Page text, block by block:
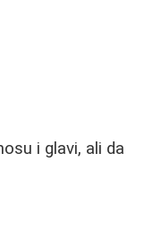
i glavi, ali da